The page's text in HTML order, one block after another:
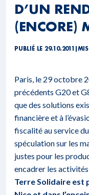
D’UN
(ENCORE)
PUBLIÉ LE 29.10.2011
Paris, le 29 octobre
précédents G20 et
que des solutions
financière et à
fiscalité au service
spéculation sur les
justes pour les
encadrer les
Terre Solidaire est